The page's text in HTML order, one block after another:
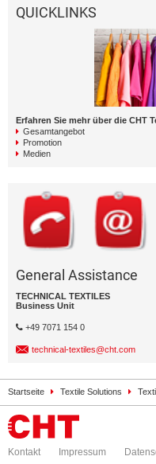
QUICKLINKS
Erfahren Sie mehr über die CHT
Gesamtangebot
Promotion
Medien
General Assistance
TECHNICAL TEXTILES
Business Unit
+49 7071 154 0
technical-textiles@cht.com
Startseite Textile Solutions
Kontakt Impressum